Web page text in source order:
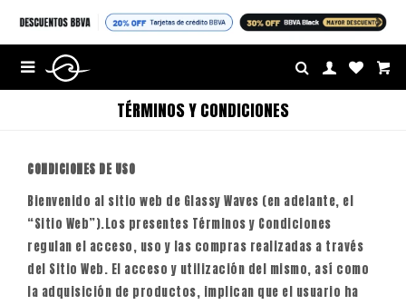


TÉRMINOS Y CONDICIONES
CONDICIONES DE USO
Bienvenido al sitio web de Glassy Waves (en adelante, el
“Sitio Web”).Los presentes Términos y Condiciones
regulan el acceso, uso y las compras realizadas a través
del Sitio Web. El acceso y utilización del mismo, así como
la adquisición de productos, implican que el usuario ha